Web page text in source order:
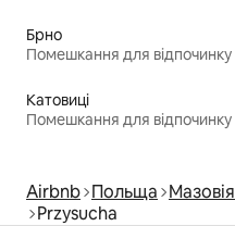
Брно
Помешкання для відпочинку
Катовиці
Помешкання для відпочинку
Airbnb Польща Мазовія
Przysucha